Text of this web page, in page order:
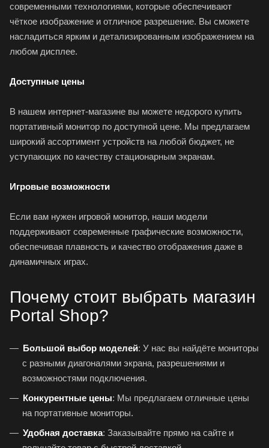
современными технологиями, которые обеспечивают
чёткое изображение и отличное разрешение. Вы сможете
насладиться ярким и детализированным изображением на
любом дисплее.
Доступные цены
В нашем интернет-магазине вы можете недорого купить
портативный монитор по доступной цене. Мы предлагаем
широкий ассортимент устройств на любой бюджет, не
уступающих по качеству стационарным экранам.
Игровые возможности
Если вам нужен игровой монитор, наши модели
поддерживают современные графические возможности,
обеспечивая плавность и качество отображения даже в
динамичных играх.
Почему стоит выбрать магазин
Portal Shop?
Большой выбор моделей: У нас вы найдёте мониторы
с разными диагоналями экрана, разрешениями и
возможностями подключения.
Конкурентные цены: Мы предлагаем отличные цены
на портативные мониторы.
Удобная доставка: Заказывайте прямо на сайте и